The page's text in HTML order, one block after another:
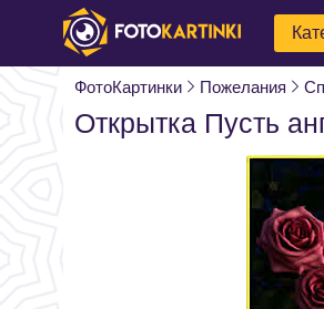
ФотоКартинки Пожелания
Открытка Пусть